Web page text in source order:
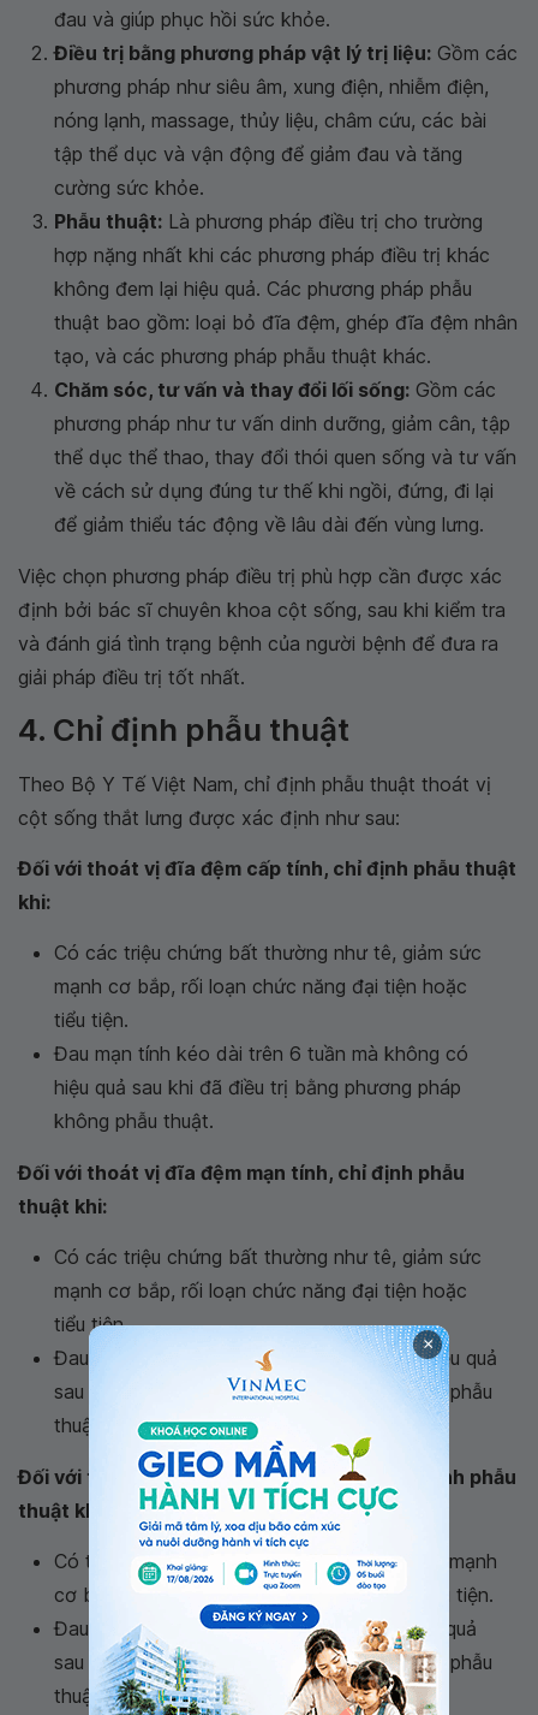
đau và giúp phục hồi sức khỏe.
Điều trị bằng phương pháp vật lý trị liệu: Gồm các
phương pháp như siêu âm, xung điện, nhiễm điện,
nóng lạnh, massage, thủy liệu, châm cứu, các bài
tập thể dục và vận động để giảm đau và tăng
cường sức khỏe.
Phẫu thuật: Là phương pháp điều trị cho trường
hợp nặng nhất khi các phương pháp điều trị khác
không đem lại hiệu quả. Các phương pháp phẫu
thuật bao gồm: loại bỏ đĩa đệm, ghép đĩa đệm nhân
tạo, và các phương pháp phẫu thuật khác.
Chăm sóc, tư vấn và thay đổi lối sống: Gồm các
phương pháp như tư vấn dinh dưỡng, giảm cân, tập
thể dục thể thao, thay đổi thói quen sống và tư vấn
về cách sử dụng đúng tư thế khi ngồi, đứng, đi lại
để giảm thiểu tác động về lâu dài đến vùng lưng.
Việc chọn phương pháp điều trị phù hợp cần được xác
định bởi bác sĩ chuyên khoa cột sống, sau khi kiểm tra
và đánh giá tình trạng bệnh của người bệnh để đưa ra
giải pháp điều trị tốt nhất.
4. Chỉ định phẫu thuật
Theo Bộ Y Tế Việt Nam, chỉ định phẫu thuật thoát vị
cột sống thắt lưng được xác định như sau:
Đối với thoát vị đĩa đệm cấp tính, chỉ định phẫu thuật
khi:
Có các triệu chứng bất thường như tê, giảm sức
mạnh cơ bắp, rối loạn chức năng đại tiện hoặc
tiểu tiện.
Đau mạn tính kéo dài trên 6 tuần mà không có
hiệu quả sau khi đã điều trị bằng phương pháp
không phẫu thuật.
Đối với thoát vị đĩa đệm mạn tính, chỉ định phẫu
thuật khi:
Có các triệu chứng bất thường như tê, giảm sức
mạnh cơ bắp, rối loạn chức năng đại tiện hoặc
tiểu tiện.
Đau kéo dài trên 3-6 tháng mà không có hiệu quả
sau khi đã điều trị bằng phương pháp không phẫu
thuật.
Đối với thoát vị đĩa đệm mạn tính nặng, chỉ định phẫu
thuật khi:
Có triệu chứng bất thường như tê, giảm sức mạnh
cơ bắp, rối loạn chức năng đại tiện hoặc tiểu tiện.
Đau kéo dài trên 6 tháng mà không có hiệu quả
sau khi đã điều trị bằng phương pháp không phẫu
thuật.
×